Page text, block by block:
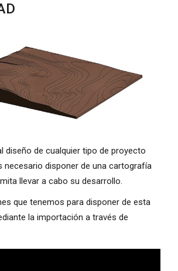
diseño de cualquier tipo de proyecto
necesario disponer de una cartografía
llevar a cabo su desarrollo.
que tenemos para disponer de esta
la importación a través de